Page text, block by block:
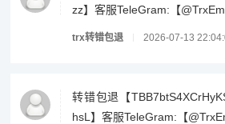
zz】客服TeleGram:【@TrxEm
trx转错包退 2026-07-13
转错包退【
hsL】客服TeleGram:【